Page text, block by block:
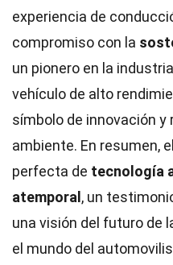
experiencia de
compromiso con la
un pionero en la
vehículo de alto
símbolo de innovación y
ambiente. En resumen,
perfecta de tecnología
atemporal , un
una visión del futuro de
el mundo del